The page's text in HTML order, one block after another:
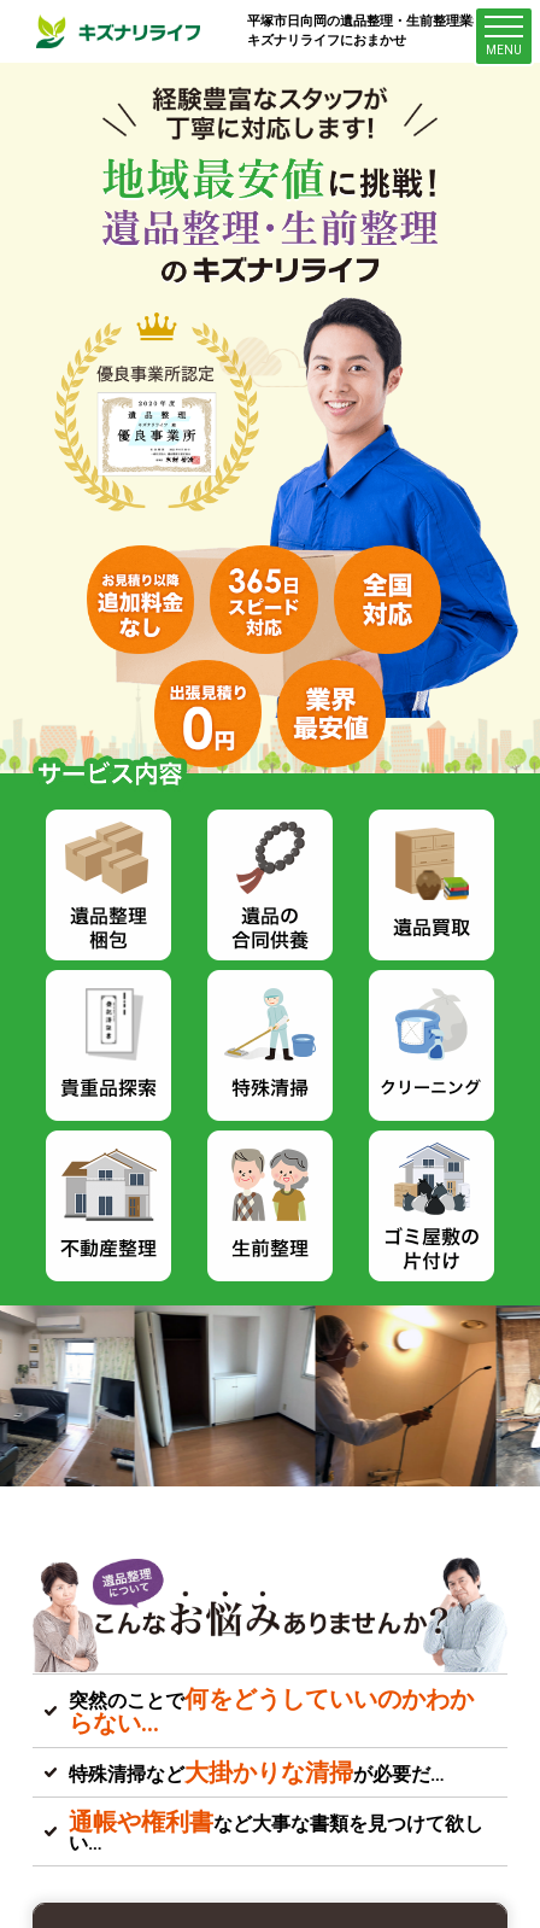
平塚市日向岡の遺品整理・生前整理業者は
キズナリライフにおまかせ
突然のことで何をどうしていいのかわか
らない…
特殊清掃など大掛かりな清掃が必要だ…
通帳や権利書など大事な書類を見つけて欲し
い…